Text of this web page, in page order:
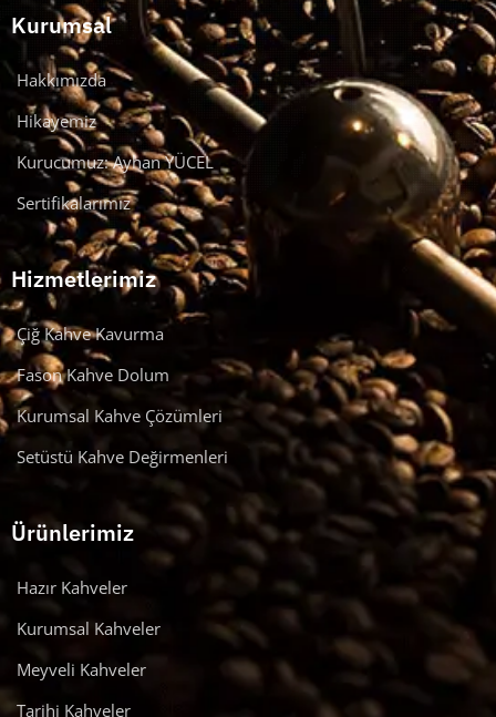
Kurumsal
Hakkımızda
Hikayemiz
Kurucumuz: Ayhan YÜCEL
Sertifikalarımız
Hizmetlerimiz
Çiğ Kahve Kavurma
Fason Kahve Dolum
Kurumsal Kahve Çözümleri
Setüstü Kahve Değirmenleri
Ürünlerimiz
Hazır Kahveler
Kurumsal Kahveler
Meyveli Kahveler
Tarihi Kahveler